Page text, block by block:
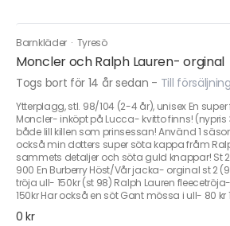
Barnkläder · Tyresö
Moncler och Ralph Lauren- orginal
Togs bort för 14 år sedan - Till
Ytterplagg, stl. 98/104 (2-4 år), unisex En
Moncler- inköpt på Lucca- kvitto finns!
både lill killen som prinsessan! Använd 1
också min dotters super söta kappa fråm
sammets detaljer och söta guld knappar! St
900 En Burberry Höst/Vår jacka- orginal st 2
tröja ull- 150kr (st 98) Ralph Lauren
150kr Har också en söt Gant mössa i ull- 80 kr
0 kr